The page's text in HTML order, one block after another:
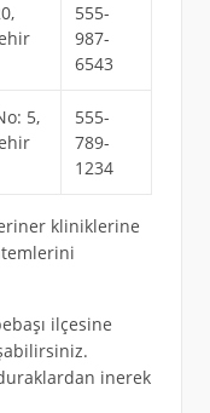
555-
987-
6543
5,
555-
789-
1234
kliniklerine
ilçesine
inerek